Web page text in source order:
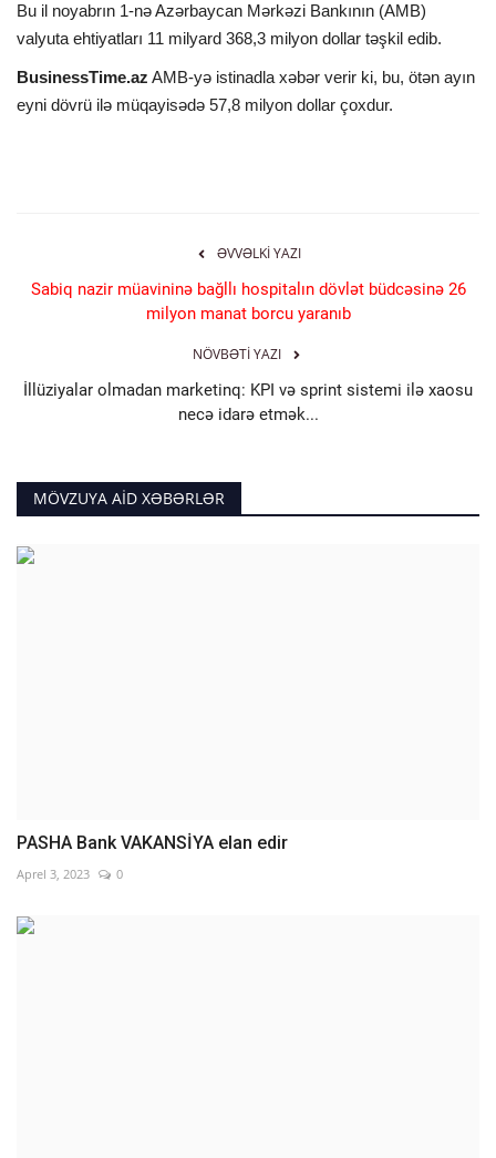
ANALİTİKA
Multimedia
Bu il noyabrın 1-nə Azərbaycan Mərkəzi Bankının (AMB)
valyuta ehtiyatları 11 milyard 368,3 milyon dollar təşkil edib.
BusinessTime.az AMB-yə istinadla xəbər verir ki, bu, ötən ayın
eyni dövrü ilə müqayisədə 57,8 milyon dollar çoxdur.
ƏVVƏLKI YAZI
Sabiq nazir müavininə bağllı hospitalın dövlət büdcəsinə 26
milyon manat borcu yaranıb
NÖVBƏTI YAZI
İllüziyalar olmadan marketinq: KPI və sprint sistemi ilə xaosu
necə idarə etmək...
MÖVZUYA AID XƏBƏRLƏR
PASHA Bank VAKANSİYA elan edir
Aprel 3, 2023 0